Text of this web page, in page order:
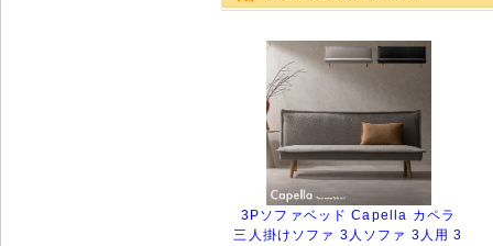
3Pソファベッド Capella カペラ
三人掛けソファ 3人ソファ 3人用 3